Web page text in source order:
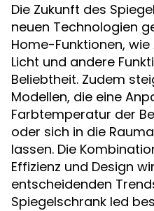
Die Zukunft des
neuen Technologien
Home-Funktionen,
Licht und andere
Beliebtheit. Zudem
Modellen, die eine
Farbtemperatur der
oder sich in die
lassen. Die
Effizienz und Design
entscheidenden
Spiegelschrank led